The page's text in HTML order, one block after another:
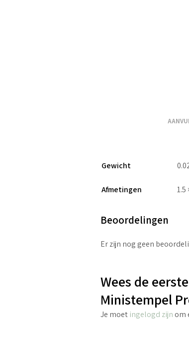
Gewicht
Afmetingen 1.5
Beoordelingen
Er zijn nog geen
Wees de
Ministempel
Je moet ingelogd zijnom